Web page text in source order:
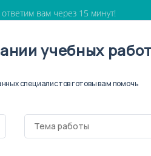
вам через 15 минут!
учебных работ
специалистов готовы вам помочь